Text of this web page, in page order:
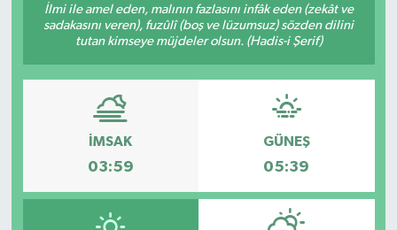
İlmi ile amel eden, malının fazlasını infâk eden (zekât ve
sadakasını veren), fuzûlî (boş ve lüzumsuz) sözden dilini
tutan kimseye müjdeler olsun. (Hadis-i Şerif)
İMSAK
03:59
GÜNEŞ
05:39